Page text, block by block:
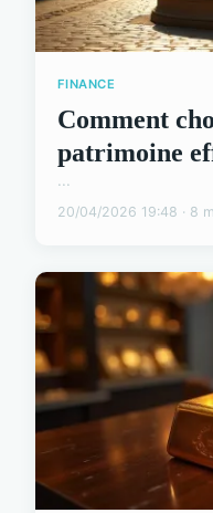
FINANCE
Comment
patrimoine
...
20/04/2026 19:48 · 8